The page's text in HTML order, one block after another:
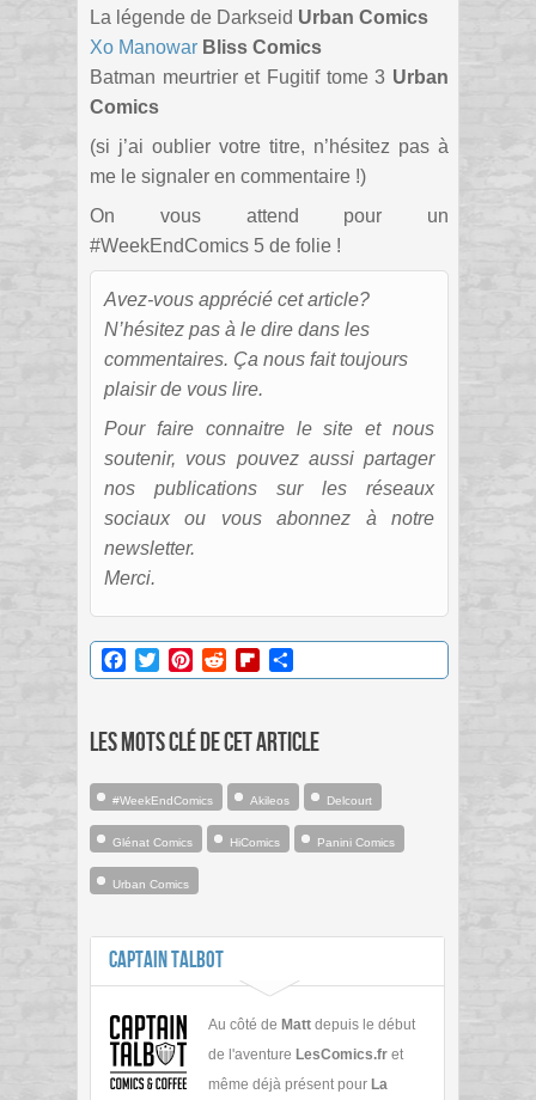
La légende de Darkseid Urban Comics
Xo Manowar Bliss Comics
Batman meurtrier et Fugitif tome 3 Urban
Comics
(si j’ai oublier votre titre, n’hésitez pas à
me le signaler en commentaire !)
On vous attend pour un
#WeekEndComics 5 de folie !
Avez-vous apprécié cet article?
N’hésitez pas à le dire dans les
commentaires. Ça nous fait toujours
plaisir de vous lire.
Pour faire connaitre le site et nous
soutenir, vous pouvez aussi partager
nos publications sur les réseaux
sociaux ou vous abonnez à notre
newsletter.
Merci.
Facebook
TwitterPinterestRedditFlipboard
Les mots clé de cet article
#WeekEndComics Akileos Delcourt
Glénat Comics HiComics Panini Comics
Urban Comics
Captain Talbot
Au côté de Matt depuis le début
de l'aventure LesComics.fr et
même déjà présent pour La